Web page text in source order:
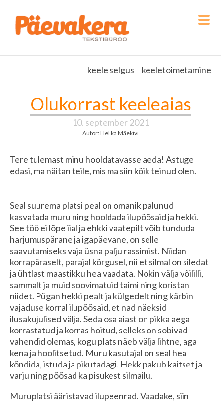
keele selgus keeletoimetamine
Olukorrast keeleaias
10. september 2021
Autor: Helika Mäekivi
Tere tulemast minu hooldatavasse aeda! Astuge
edasi, ma näitan teile, mis ma siin kõik teinud olen.
Seal suurema platsi peal on omanik palunud
kasvatada muru ning hooldada ilupõõsaid ja hekki.
See töö ei lõpe iial ja ehkki vaatepilt võib tunduda
harjumuspärane ja igapäevane, on selle
saavutamiseks vaja üsna palju rassimist. Niidan
korrapäraselt, parajal kõrgusel, nii et silmal on siledat
ja ühtlast maastikku hea vaadata. Nokin välja võililli,
sammalt ja muid soovimatuid taimi ning koristan
niidet. Pügan hekki pealt ja külgedelt ning kärbin
vajaduse korral ilupõõsaid, et nad näeksid
ilusakujulised välja. Seda osa aiast on pikka aega
korrastatud ja korras hoitud, selleks on sobivad
vahendid olemas, kogu plats näeb välja lihtne, aga
kena ja hoolitsetud. Muru kasutajal on seal hea
kõndida, istuda ja pikutadagi. Hekk pakub kaitset ja
varju ning põõsad ka pisukest silmailu.
Muruplatsi ääristavad ilupeenrad. Vaadake, siin